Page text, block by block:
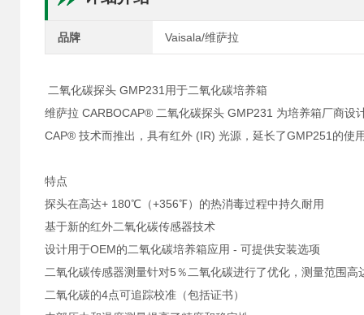
品牌 Vaisala/维萨拉
二氧化碳探头 GMP231用于二氧化碳培养箱
维萨拉 CARBOCAP® 二氧化碳探头 GMP231 为培养箱厂商
CAP® 技术而推出，具有红外 (IR) 光源，延长了GMP251的使
特点
探头在高达+ 180℃（+356℉）的热消毒过程中持久耐用
基于新的红外二氧化碳传感器技术
设计用于OEM的二氧化碳培养箱应用 - 可提供安装选项
二氧化碳传感器测量针对5％二氧化碳进行了优化，测量范围高
二氧化碳的4点可追踪校准（包括证书）